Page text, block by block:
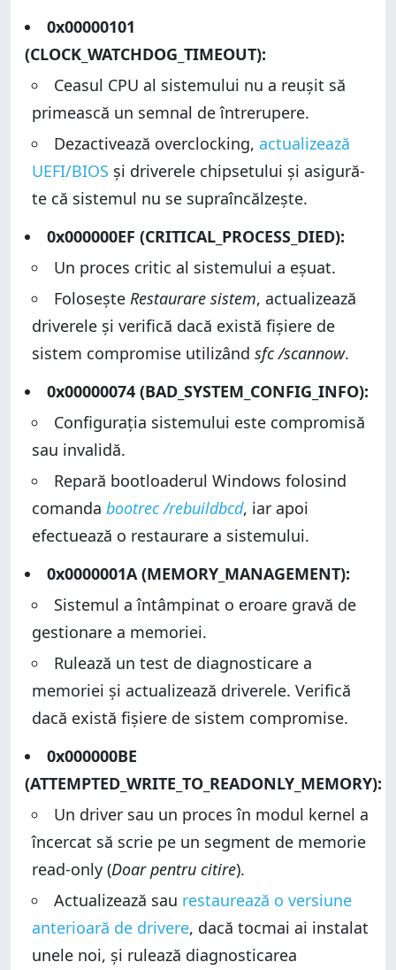
0x00000101
(CLOCK_WATCHDOG_TIMEOUT):
Ceasul CPU al sistemului nu a reușit să
primească un semnal de întrerupere.
Dezactivează overclocking, actualizează
UEFI/BIOS și driverele chipsetului și asigură-
te că sistemul nu se supraîncălzește.
0x000000EF (CRITICAL_PROCESS_DIED):
Un proces critic al sistemului a eșuat.
Folosește Restaurare sistem, actualizează
driverele și verifică dacă există fișiere de
sistem compromise utilizând sfc /scannow.
0x00000074 (BAD_SYSTEM_CONFIG_INFO):
Configurația sistemului este compromisă
sau invalidă.
Repară bootloaderul Windows folosind
comanda bootrec /rebuildbcd, iar apoi
efectuează o restaurare a sistemului.
0x0000001A (MEMORY_MANAGEMENT):
Sistemul a întâmpinat o eroare gravă de
gestionare a memoriei.
Rulează un test de diagnosticare a
memoriei și actualizează driverele. Verifică
dacă există fișiere de sistem compromise.
0x000000BE
(ATTEMPTED_WRITE_TO_READONLY_MEMORY):
Un driver sau un proces în modul kernel a
încercat să scrie pe un segment de memorie
read-only (Doar pentru citire).
Actualizează sau restaurează o versiune
anterioară de drivere, dacă tocmai ai instalat
unele noi, și rulează diagnosticarea